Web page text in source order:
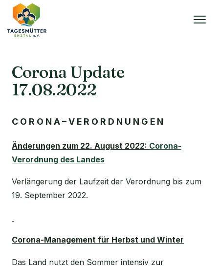
Corona Update
17.08.2022
C O R O N A – V E R O R D N U N G E N
Änderungen zum 22. August 2022: Corona-
Verordnung des Landes
Verlängerung der Laufzeit der Verordnung bis zum
19. September 2022.
Corona-Management für Herbst und Winter
Das Land nutzt den Sommer intensiv zur